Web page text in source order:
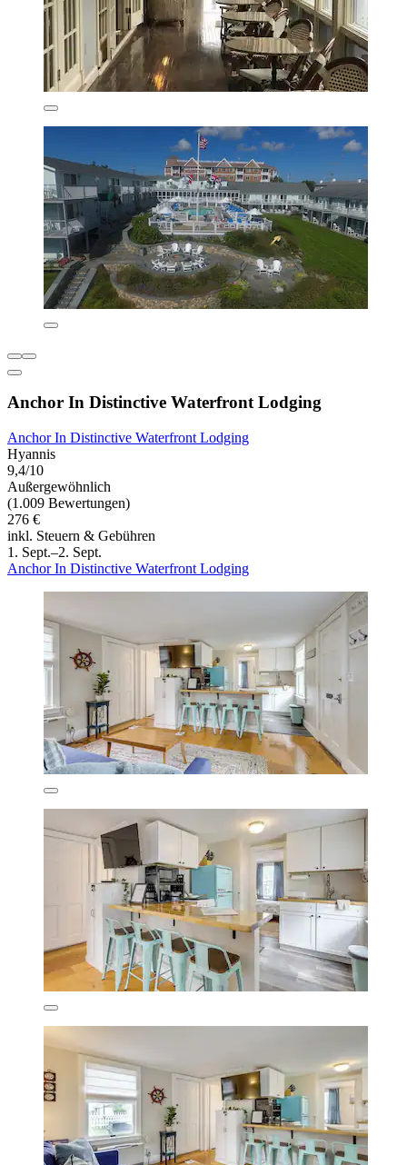
Anchor In Distinctive Waterfront Lodging
Anchor In Distinctive Waterfront Lodging
Hyannis
9,4/10
Außergewöhnlich
(1.009 Bewertungen)
276 €
inkl. Steuern & Gebühren
1. Sept.–2. Sept.
Anchor In Distinctive Waterfront Lodging